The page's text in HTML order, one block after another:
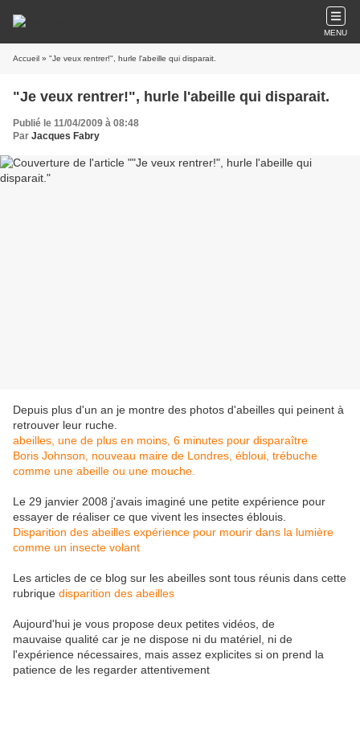
MENU
Accueil » "Je veux rentrer!", hurle l'abeille qui disparait.
"Je veux rentrer!", hurle l'abeille qui disparait.
Publié le 11/04/2009 à 08:48
Par Jacques Fabry
Depuis plus d'un an je montre des photos d'abeilles qui peinent à
retrouver leur ruche.
abeilles, une de plus en moins, 6 minutes pour disparaître
Boris Johnson, nouveau maire de Londres, ébloui, trébuche
comme une abeille ou une mouche.
Le 29 janvier 2008 j'avais imaginé une petite expérience pour
essayer de réaliser ce que vivent les insectes éblouis.
Disparition des abeilles expérience pour mourir dans la lumière
comme un insecte volant
Les articles de ce blog sur les abeilles sont tous réunis dans cette
rubrique disparition des abeilles
Aujourd'hui je vous propose deux petites vidéos, de
mauvaise qualité car je ne dispose ni du matériel, ni de
l'expérience nécessaires, mais assez explicites si on prend la
patience de les regarder attentivement